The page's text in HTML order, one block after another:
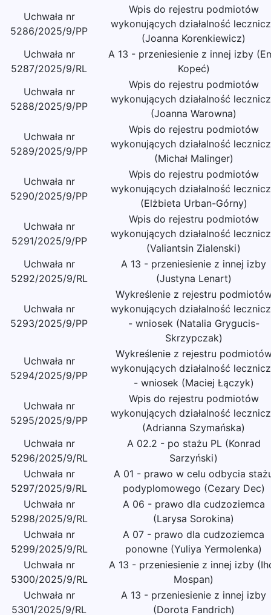
Uchwała nr
5286/2025/9/PP
Wpis do rejestru podmiotów
wykonujących działalność
(Joanna Korenkiewicz)
Uchwała nr
5287/2025/9/RL
A 13 - przeniesienie z innej izby
Kopeć)
Uchwała nr
5288/2025/9/PP
Wpis do rejestru podmiotów
wykonujących działalność
(Joanna Warowna)
Uchwała nr
5289/2025/9/PP
Wpis do rejestru podmiotów
wykonujących działalność
(Michał Malinger)
Uchwała nr
5290/2025/9/PP
Wpis do rejestru podmiotów
wykonujących działalność
(Elżbieta Urban-Górny)
Uchwała nr
5291/2025/9/PP
Wpis do rejestru podmiotów
wykonujących działalność
(Valiantsin Zialenski)
Uchwała nr
5292/2025/9/RL
A 13 - przeniesienie z innej izby
(Justyna Lenart)
Uchwała nr
5293/2025/9/PP
Wykreślenie z rejestru
wykonujących działalność
- wniosek (Natalia Grygucis-
Skrzypczak)
Uchwała nr
5294/2025/9/PP
Wykreślenie z rejestru
wykonujących działalność
- wniosek (Maciej Łączyk)
Uchwała nr
5295/2025/9/PP
Wpis do rejestru podmiotów
wykonujących działalność
(Adrianna Szymańska)
Uchwała nr
5296/2025/9/RL
A 02.2 - po stażu PL (Konrad
Sarzyński)
Uchwała nr
5297/2025/9/RL
A 01 - prawo w celu odbycia
podyplomowego (Cezary Dec)
Uchwała nr
5298/2025/9/RL
A 06 - prawo dla cudzoziemca
(Larysa Sorokina)
Uchwała nr
5299/2025/9/RL
A 07 - prawo dla cudzoziemca
ponowne (Yuliya Yermolenka)
Uchwała nr
5300/2025/9/RL
A 13 - przeniesienie z innej izby
Mospan)
Uchwała nr
5301/2025/9/RL
A 13 - przeniesienie z innej izby
(Dorota Fandrich)